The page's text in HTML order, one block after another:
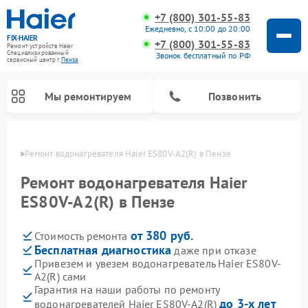
FIX-HAIER
Ремонт устройств Haier
Специализированный
cервисный центр г.Пенза
+7 (800) 301-55-83
Ежедневно, с 10:00 до 20:00
+7 (800) 301-55-83
Звонок бесплатный по РФ
Мы ремонтируем Позвонить
Ремонт водонагревателя Haier ES80V-A2(R) в Пензе
Ремонт водонагревателя Haier
ES80V-A2(R) в Пензе
Стоимость ремонта от 380 руб.
Бесплатная диагностика даже при отказе
Привезем и увезем водонагреватель Haier ES80V-
A2(R) сами
Гарантия на наши работы по ремонту
водонагревателей Haier ES80V-A2(R)до 3-х лет